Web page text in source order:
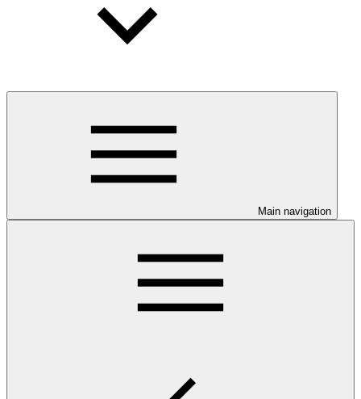
Main navigation